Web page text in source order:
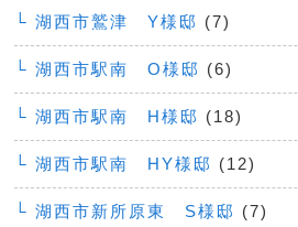
└ 湖西市鷲津 Y様邸 (7)
└ 湖西市駅南 O様邸 (6)
└ 湖西市駅南 H様邸 (18)
└ 湖西市駅南 HY様邸 (12)
└ 湖西市新所原東 S様邸 (7)